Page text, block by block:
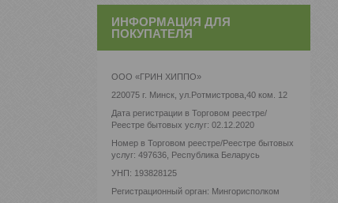
ИНФОРМАЦИЯ ДЛЯ
ПОКУПАТЕЛЯ
ООО «ГРИН ХИППО»
220075 г. Минск, ул.Ротмистрова,40 ком. 12
Дата регистрации в Торговом реестре/
Реестре бытовых услуг: 02.12.2020
Номер в Торговом реестре/Реестре бытовых
услуг: 497636, Республика Беларусь
УНП: 193828125
Регистрационный орган: Мингорисполком